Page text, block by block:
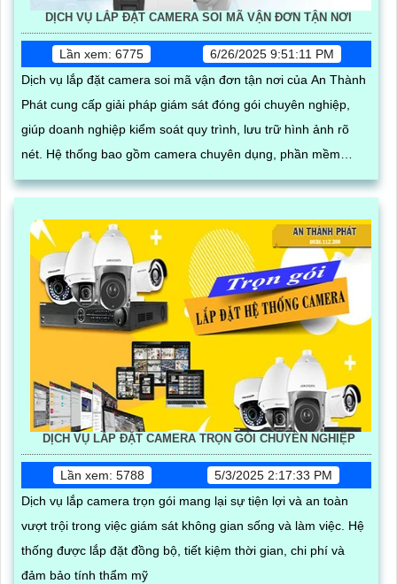
DỊCH VỤ LẮP ĐẶT CAMERA SOI MÃ VẬN ĐƠN TẬN NƠI
Lần xem: 6775
6/26/2025 9:51:11 PM
Dịch vụ lắp đặt camera soi mã vận đơn tận nơi của An Thành
Phát cung cấp giải pháp giám sát đóng gói chuyên nghiệp,
giúp doanh nghiệp kiểm soát quy trình, lưu trữ hình ảnh rõ
nét. Hệ thống bao gồm camera chuyên dụng, phần mềm
quản lý đơn hàng, thiết bị quét mã vạch cùng phụ kiện thi
định và hỗ trợ kỹ thuật tận nơi
DỊCH VỤ LẮP ĐẶT CAMERA TRỌN GÓI CHUYÊN NGHIỆP
Lần xem: 5788
5/3/2025 2:17:33 PM
Dịch vụ lắp camera trọn gói mang lại sự tiện lợi và an toàn
vượt trội trong việc giám sát không gian sống và làm việc. Hệ
thống được lắp đặt đồng bộ, tiết kiệm thời gian, chi phí và
đảm bảo tính thẩm mỹ